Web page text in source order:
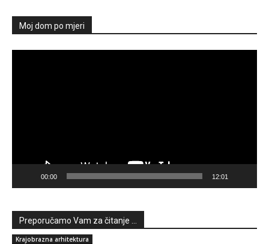
Moj dom po mjeri
00:00 12:01
Preporučamo Vam za čitanje ...
Krajobrazna arhitektura